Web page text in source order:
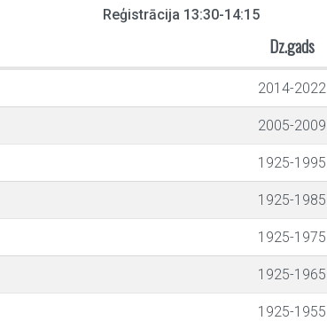
Reģistrācija 13:30-14:15
Dz.gads
2014-2022
2005-2009
1925-1995
1925-1985
1925-1975
1925-1965
1925-1955